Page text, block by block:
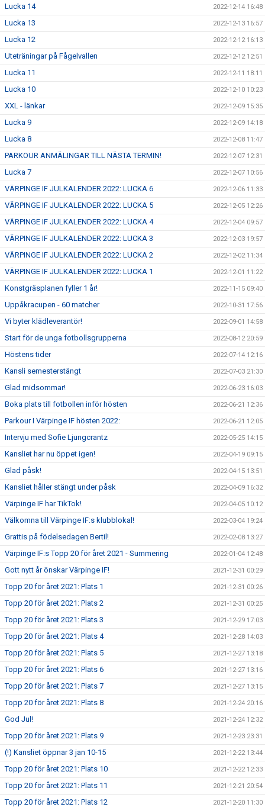
Lucka 14 2022-12-14 16:48
Lucka 13 2022-12-13 16:57
Lucka 12 2022-12-12 16:13
Uteträningar på Fågelvallen 2022-12-12 12:51
Lucka 11 2022-12-11 18:11
Lucka 10 2022-12-10 10:23
XXL - länkar 2022-12-09 15:35
Lucka 9 2022-12-09 14:18
Lucka 8 2022-12-08 11:47
PARKOUR ANMÄLINGAR TILL NÄSTA TERMIN! 2022-12-07 12:31
Lucka 7 2022-12-07 10:56
VÄRPINGE IF JULKALENDER 2022: LUCKA 6 2022-12-06 11:33
VÄRPINGE IF JULKALENDER 2022: LUCKA 5 2022-12-05 12:26
VÄRPINGE IF JULKALENDER 2022: LUCKA 4 2022-12-04 09:57
VÄRPINGE IF JULKALENDER 2022: LUCKA 3 2022-12-03 19:57
VÄRPINGE IF JULKALENDER 2022: LUCKA 2 2022-12-02 11:34
VÄRPINGE IF JULKALENDER 2022: LUCKA 1 2022-12-01 11:22
Konstgräsplanen fyller 1 år! 2022-11-15 09:40
Uppåkracupen - 60 matcher 2022-10-31 17:56
Vi byter klädleverantör! 2022-09-01 14:58
Start för de unga fotbollsgrupperna 2022-08-12 20:59
Höstens tider 2022-07-14 12:16
Kansli semesterstängt 2022-07-03 21:30
Glad midsommar! 2022-06-23 16:03
Boka plats till fotbollen inför hösten 2022-06-21 12:36
Parkour I Värpinge IF hösten 2022: 2022-06-21 12:05
Intervju med Sofie Ljungcrantz 2022-05-25 14:15
Kansliet har nu öppet igen! 2022-04-19 09:15
Glad påsk! 2022-04-15 13:51
Kansliet håller stängt under påsk 2022-04-09 16:32
Värpinge IF har TikTok! 2022-04-05 10:12
Välkomna till Värpinge IF:s klubblokal! 2022-03-04 19:24
Grattis på födelsedagen Bertil! 2022-02-08 13:27
Värpinge IF:s Topp 20 för året 2021 - Summering 2022-01-04 12:48
Gott nytt år önskar Värpinge IF! 2021-12-31 00:29
Topp 20 för året 2021: Plats 1 2021-12-31 00:26
Topp 20 för året 2021: Plats 2 2021-12-31 00:25
Topp 20 för året 2021: Plats 3 2021-12-29 17:03
Topp 20 för året 2021: Plats 4 2021-12-28 14:03
Topp 20 för året 2021: Plats 5 2021-12-27 13:18
Topp 20 för året 2021: Plats 6 2021-12-27 13:16
Topp 20 för året 2021: Plats 7 2021-12-27 13:15
Topp 20 för året 2021: Plats 8 2021-12-24 20:16
God Jul! 2021-12-24 12:32
Topp 20 för året 2021: Plats 9 2021-12-23 23:31
(!) Kansliet öppnar 3 jan 10-15 2021-12-22 13:44
Topp 20 för året 2021: Plats 10 2021-12-22 12:33
Topp 20 för året 2021: Plats 11 2021-12-21 20:54
Topp 20 för året 2021: Plats 12 2021-12-20 11:30